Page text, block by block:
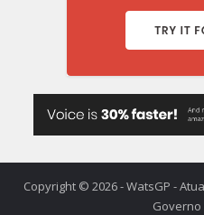
Copyright © 2026 - WatsGP -
Governo